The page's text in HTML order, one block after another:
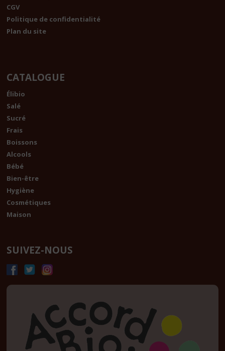
CGV
Politique de confidentialité
Plan du site
CATALOGUE
Élibio
Salé
Sucré
Frais
Boissons
Alcools
Bébé
Bien-être
Hygiène
Cosmétiques
Maison
SUIVEZ-NOUS